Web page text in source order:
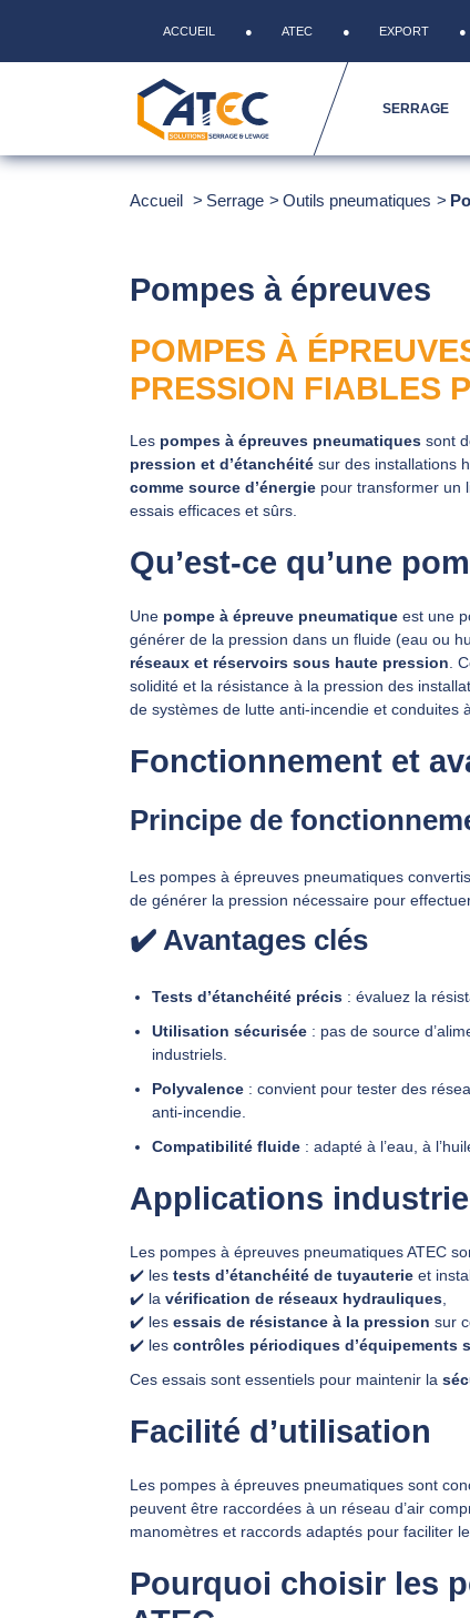
ACCUEIL ATEC EXPORT
SERRAGE
Accueil Serrage Outils pneumatiques
Pompes à épreuves
POMPES À
PRESSION FIABLES
Les pompes à épreuves pneumatiques sont
pression et d’étanchéité sur des installations
comme source d’énergie pour transformer un
essais efficaces et sûrs.
Qu’est-ce qu’une
Une pompe à épreuve pneumatique est une
générer de la pression dans un fluide (eau ou
réseaux et réservoirs sous haute pression .
solidité et la résistance à la pression des
de systèmes de lutte anti-incendie et conduites
Fonctionnement et
Principe de
Les pompes à épreuves pneumatiques
de générer la pression nécessaire pour
✔️ Avantages clés
Tests d’étanchéité précis : évaluez la
Utilisation sécurisée : pas de source
industriels.
Polyvalence : convient pour tester des
anti-incendie.
Compatibilité fluide : adapté à l’eau, à
Applications
Les pompes à épreuves pneumatiques ATEC
✔️ les tests d’étanchéité de tuyauterie et
✔️ la vérification de réseaux hydrauliques
✔️ les essais de résistance à la pression sur
✔️ les contrôles périodiques d’équipements
Ces essais sont essentiels pour maintenir la
Facilité d’utilisation
Les pompes à épreuves pneumatiques sont
peuvent être raccordées à un réseau d’air
manomètres et raccords adaptés pour faciliter
Pourquoi choisir les